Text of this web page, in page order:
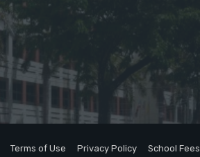
Terms of Use Privacy Policy School Fees